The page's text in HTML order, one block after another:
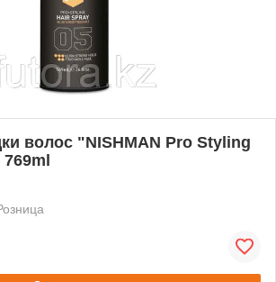
волос "NISHMAN Pro Styling